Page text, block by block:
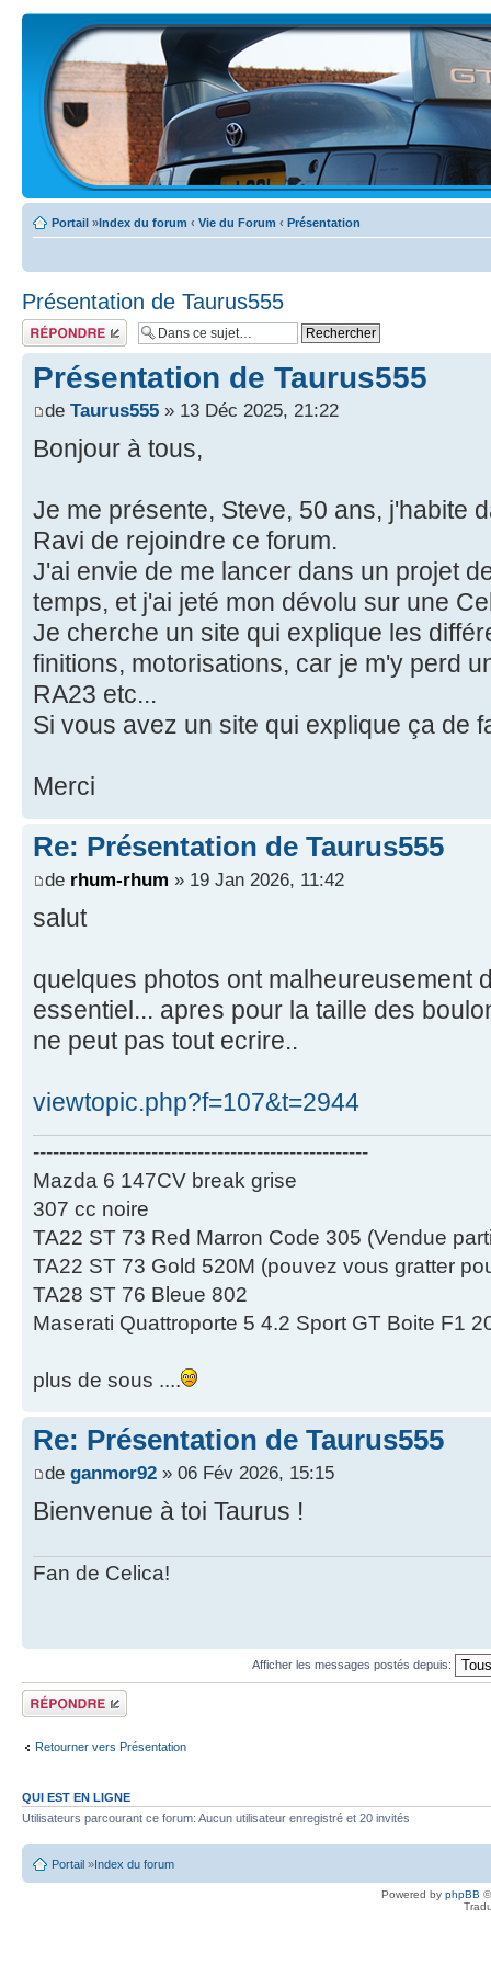
Portail »Index du forum ‹ Vie du Forum ‹ Présentation
Présentation de Taurus555
Écrire un
commentaire
Présentation de Taurus555
de Taurus555 » 13 Déc 2025, 21:22
Bonjour à tous,
Je me présente, Steve, 50 ans, j'habite
Ravi de rejoindre ce forum.
J'ai envie de me lancer dans un projet
temps, et j'ai jeté mon dévolu sur une
Je cherche un site qui explique les
finitions, motorisations, car je m'y perd
RA23 etc...
Si vous avez un site qui explique ça de
Merci
Re: Présentation de Taurus555
de rhum-rhum » 19 Jan 2026, 11:42
salut
quelques photos ont malheureusement
essentiel... apres pour la taille des
ne peut pas tout ecrire..
viewtopic.php?f=107&t=2944
---------------------------------------------------
Mazda 6 147CV break grise
307 cc noire
TA22 ST 73 Red Marron Code 305 (Vendue
TA22 ST 73 Gold 520M (pouvez vous gratter
TA28 ST 76 Bleue 802
Maserati Quattroporte 5 4.2 Sport GT Boite F1
plus de sous ....
Re: Présentation de Taurus555
de ganmor92 » 06 Fév 2026, 15:15
Bienvenue à toi Taurus !
Fan de Celica!
Afficher les messages postés depuis:
Écrire un
commentaire
Retourner vers Présentation
QUI EST EN LIGNE
Utilisateurs parcourant ce forum: Aucun utilisateur enregistré et 20 invités
Portail »Index du forum
Powered by phpBB